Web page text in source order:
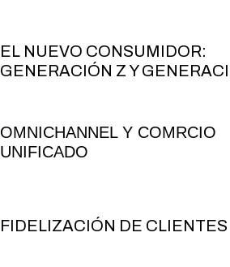
OMNICHANNEL Y COMRCIO
UNIFICADO
FIDELIZACIÓN DE CLIENTES
EL NUEVO CONSUMIDOR:
GENERACIÓN Z Y